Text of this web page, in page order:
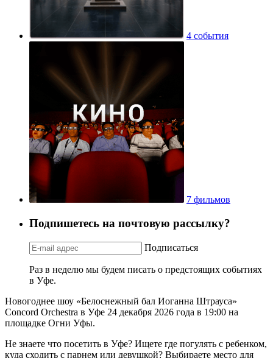
4 события
7 фильмов
Подпишетесь на почтовую рассылку?
Подписаться
Раз в неделю мы будем писать о предстоящих событиях
в Уфе.
Новогоднее шоу «Белоснежный бал Иоганна Штрауса»
Concord Orchestra в Уфе 24 декабря 2026 года в 19:00 на
площадке Огни Уфы.
Не знаете что посетить в Уфе? Ищете где погулять с ребенком,
куда сходить с парнем или девушкой? Выбираете место для